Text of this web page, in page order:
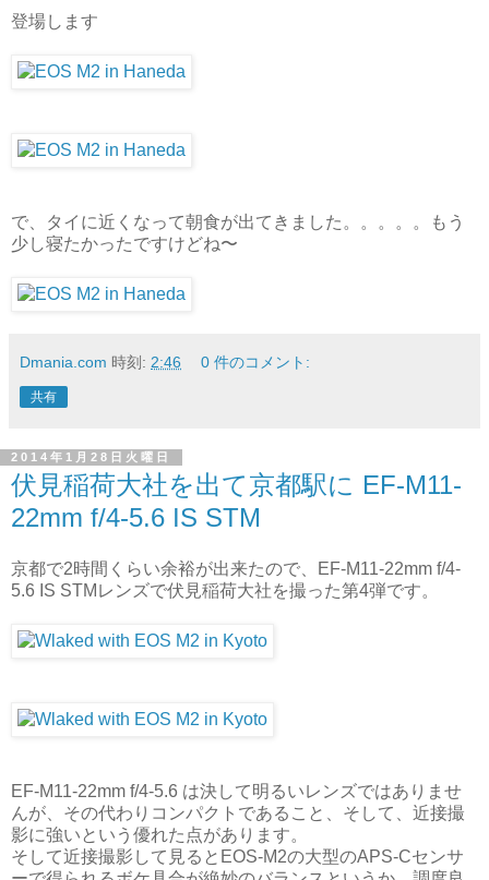
登場します
で、タイに近くなって朝食が出てきました。。。。。もう
少し寝たかったですけどね〜
Dmania.com 時刻: 2:46 0 件のコメント:
共有
2014年1月28日火曜日
伏見稲荷大社を出て京都駅に EF-M11-
22mm f/4-5.6 IS STM
京都で2時間くらい余裕が出来たので、EF-M11-22mm f/4-
5.6 IS STMレンズで伏見稲荷大社を撮った第4弾です。
EF-M11-22mm f/4-5.6 は決して明るいレンズではありませ
んが、その代わりコンパクトであること、そして、近接撮
影に強いという優れた点があります。
そして近接撮影して見るとEOS-M2の大型のAPS-Cセンサ